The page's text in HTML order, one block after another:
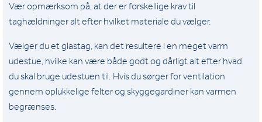
Vær opmærksom på, at der er forskellige krav til
taghældninger alt efter hvilket materiale du vælger.
Vælger du et glastag, kan det resultere i en meget varm
udestue, hvilke kan være både godt og dårligt alt efter hvad
du skal bruge udestuen til. Hvis du sørger for ventilation
gennem oplukkelige felter og skyggegardiner kan varmen
begrænses.